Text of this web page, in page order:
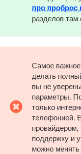
про проброс
разделов там
Самое важное
делать
вы не
параметры.
только
телефонией.
провайдером,
поддержку и
можно